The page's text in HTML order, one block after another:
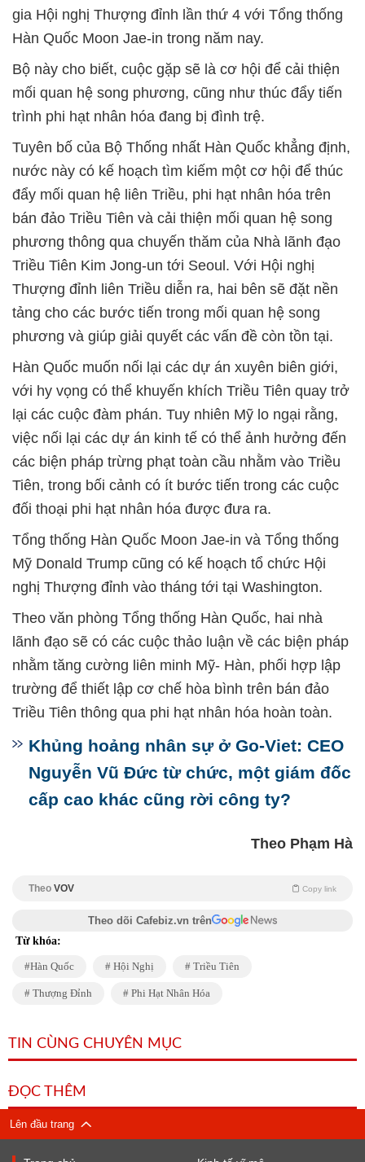
gia Hội nghị Thượng đỉnh lần thứ 4 với Tổng thống
Hàn Quốc Moon Jae-in trong năm nay.
Bộ này cho biết, cuộc gặp sẽ là cơ hội để cải thiện
mối quan hệ song phương, cũng như thúc đẩy tiến
trình phi hạt nhân hóa đang bị đình trệ.
Tuyên bố của Bộ Thống nhất Hàn Quốc khẳng định,
nước này có kế hoạch tìm kiếm một cơ hội để thúc
đẩy mối quan hệ liên Triều, phi hạt nhân hóa trên
bán đảo Triều Tiên và cải thiện mối quan hệ song
phương thông qua chuyến thăm của Nhà lãnh đạo
Triều Tiên Kim Jong-un tới Seoul. Với Hội nghị
Thượng đỉnh liên Triều diễn ra, hai bên sẽ đặt nền
tảng cho các bước tiến trong mối quan hệ song
phương và giúp giải quyết các vấn đề còn tồn tại.
Hàn Quốc muốn nối lại các dự án xuyên biên giới,
với hy vọng có thể khuyến khích Triều Tiên quay trở
lại các cuộc đàm phán. Tuy nhiên Mỹ lo ngại rằng,
việc nối lại các dự án kinh tế có thể ảnh hưởng đến
các biện pháp trừng phạt toàn cầu nhằm vào Triều
Tiên, trong bối cảnh có ít bước tiến trong các cuộc
đối thoại phi hạt nhân hóa được đưa ra.
Tổng thống Hàn Quốc Moon Jae-in và Tổng thống
Mỹ Donald Trump cũng có kế hoạch tổ chức Hội
nghị Thượng đỉnh vào tháng tới tại Washington.
Theo văn phòng Tổng thống Hàn Quốc, hai nhà
lãnh đạo sẽ có các cuộc thảo luận về các biện pháp
nhằm tăng cường liên minh Mỹ- Hàn, phối hợp lập
trường để thiết lập cơ chế hòa bình trên bán đảo
Triều Tiên thông qua phi hạt nhân hóa hoàn toàn.
Khủng hoảng nhân sự ở Go-Viet: CEO
Nguyễn Vũ Đức từ chức, một giám đốc
cấp cao khác cũng rời công ty?
Theo Phạm Hà
Theo VOV Copy link
Theo dõi Cafebiz.vn trên
Từ khóa:
Hàn Quốc Hội Nghị Triều Tiên
Thượng Đỉnh Phi Hạt Nhân Hóa
TIN CÙNG CHUYÊN MỤC
ĐỌC THÊM
Lên đầu trang